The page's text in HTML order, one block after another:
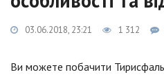
03.06.2018, 23:21 1 312
Ви можете побачити